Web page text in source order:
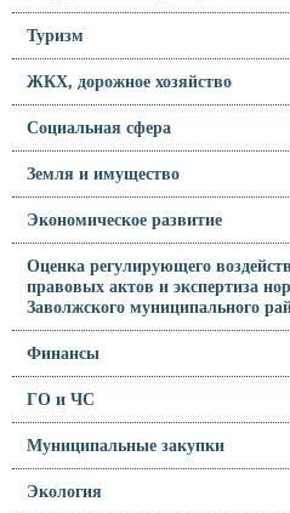
Туризм
ЖКХ, дорожное хозяйство
Социальная сфера
Земля и имущество
Экономическое развитие
Оценка регулирующего
правовых актов и экспертиза
Заволжского муниципального
Финансы
ГО и ЧС
Муниципальные закупки
Экология